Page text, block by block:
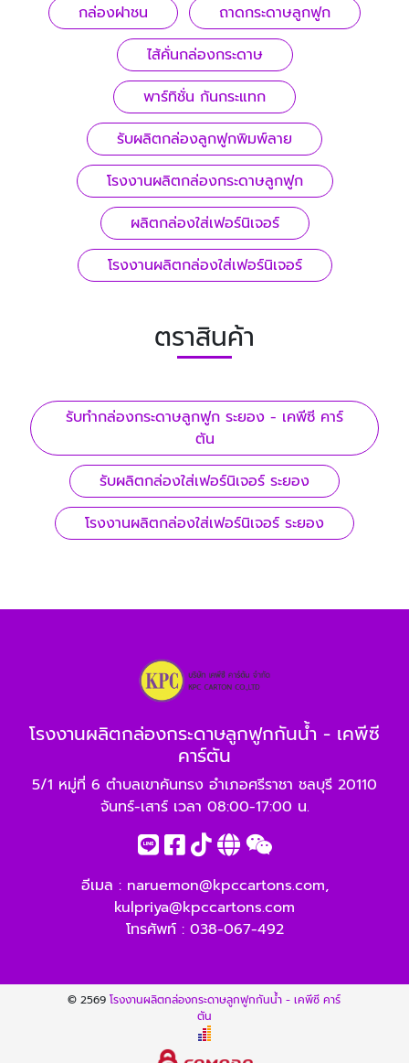
กล่องฝาชน
ถาดกระดาษลูกฟูก
ไส้คั่นกล่องกระดาษ
พาร์ทิชั่น กันกระแทก
รับผลิตกล่องลูกฟูกพิมพ์ลาย
โรงงานผลิตกล่องกระดาษลูกฟูก
ผลิตกล่องใส่เฟอร์นิเจอร์
โรงงานผลิตกล่องใส่เฟอร์นิเจอร์
ตราสินค้า
รับทํากล่องกระดาษลูกฟูก ระยอง - เคพีซี คาร์
ตัน
รับผลิตกล่องใส่เฟอร์นิเจอร์ ระยอง
โรงงานผลิตกล่องใส่เฟอร์นิเจอร์ ระยอง
โรงงานผลิตกล่องกระดาษลูกฟูกกันน้ำ - เคพีซี
คาร์ตัน
5/1 หมู่ที่ 6 ตำบลเขาคันทรง อำเภอศรีราชา ชลบุรี 20110
จันทร์-เสาร์ เวลา 08:00-17:00 น.
อีเมล : naruemon@kpccartons.com,
kulpriya@kpccartons.com
โทรศัพท์ : 038-067-492
© 2569โรงงานผลิตกล่องกระดาษลูกฟูกกันน้ำ - เคพีซี คาร์
ตัน